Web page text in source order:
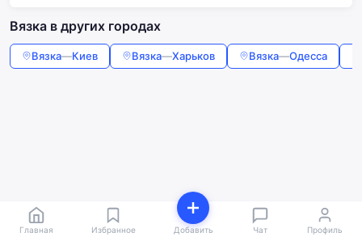
Вязка в других городах
Вязка—Киев Вязка—Харьков Вязка—Одесса
Главная Избранное Добавить Чат Профиль